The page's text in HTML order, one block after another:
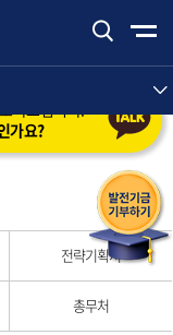
와드립니다.
가요?
전략기획처
총무처